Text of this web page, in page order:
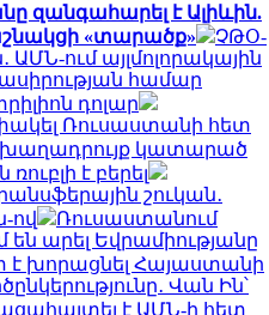
զանգահարել է Ալիևին.
«տարածք»
ՉԹՕ-
ԱՄՆ-ում այլմոլորակային
համար
դոլար
փակել Ռուսաստանի հետ
խաղադրույք կատարած
է բերել
շուկան․
ով
Ռուսաստանում
արել Եվրամիությանը
խորացնել Հայաստանի
Վան Ին՝
է ԱՄՆ-ի հետ